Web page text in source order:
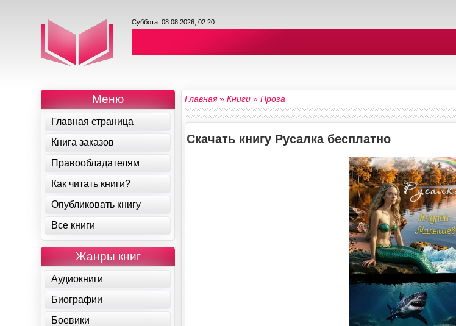
Суббота, 08.08.2026, 02:20
Главная»Книги »Проза
Скачать книгу Русалка бесплатно
Меню
Главная страница
Книга заказов
Правообладателям
Как читать книги?
Опубликовать книгу
Все книги
Жанры книг
Аудиокниги
Биографии
Боевики